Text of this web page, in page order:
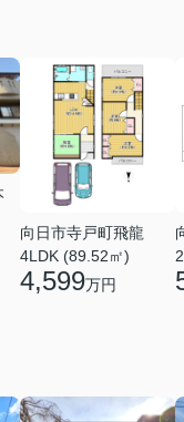
向日市寺戸町飛龍
4LDK (89.52㎡)
4,599万円